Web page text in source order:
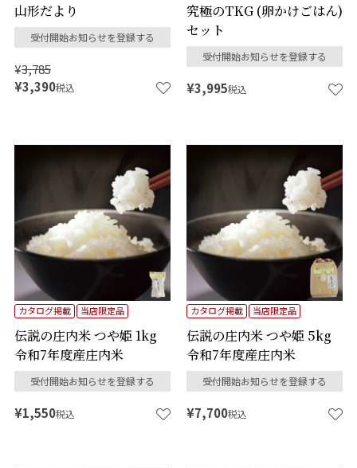
山形だより
受付開始お知らせを登録する
¥3,785
¥3,390税込
究極のTKG (卵かけごはん)
セット
受付開始お知らせを登録する
¥3,995税込
伝説の庄内米 つや姫 1kg
令和7年度産庄内米
カタログ掲載 当店限定品
受付開始お知らせを登録する
¥1,550税込
伝説の庄内米 つや姫 5kg
令和7年度産庄内米
カタログ掲載 当店限定品
受付開始お知らせを登録する
¥7,700税込